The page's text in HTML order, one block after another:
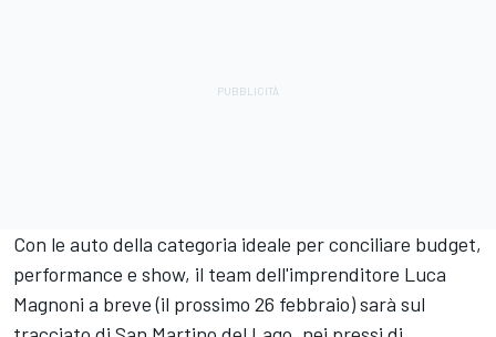
Con le auto della categoria ideale per conciliare budget,
performance e show, il team dell'imprenditore Luca
Magnoni a breve (il prossimo 26 febbraio) sarà sul